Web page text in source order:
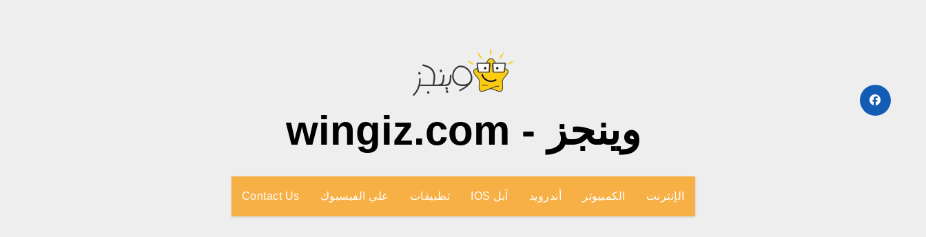
وينجز - wingiz.com
الإنترنت الكمبيوتر أندرويد آبل IOS تطبيقات علي الفيسبوك Contact Us